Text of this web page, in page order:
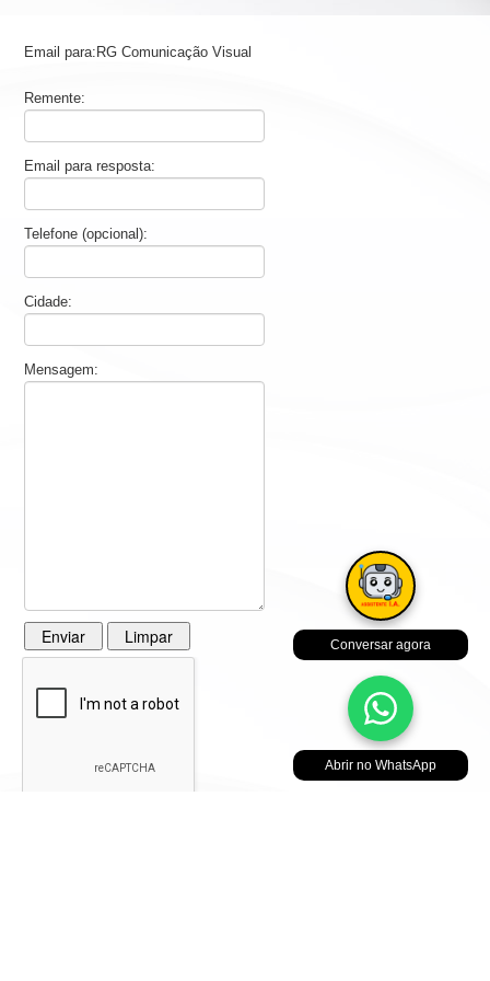
Abrir no WhatsApp
Conversar agora
Email para:RG Comunicação Visual
Remente:
Email para resposta:
Telefone (opcional):
Cidade:
Mensagem: